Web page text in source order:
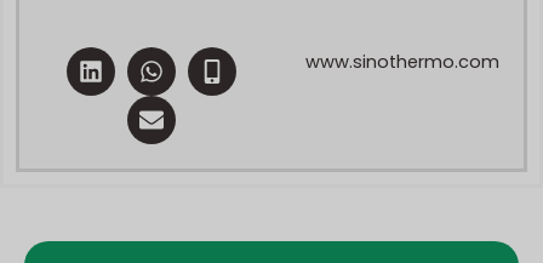
링
크
드
W
h
a
t
s
a
M
o
b
e
l
E
n
v
e
l
o
www.sinothermo.com